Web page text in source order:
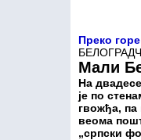
Преко горе
Мали
На
је по
гвожђа, па
веома
„српски